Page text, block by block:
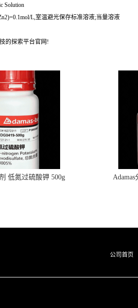
Solution
L,室温避光保存标准溶液;当量溶液
的探索平台官网!
低氮过硫酸钾 500g
公司首页